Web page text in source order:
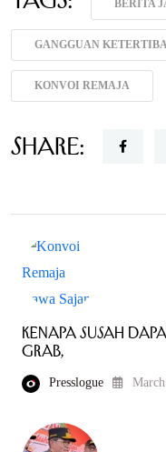
BERITA
GANGGUAN
KONVOI REMAJA
Share:
Kenapa Susah
Grab,
Presslogue